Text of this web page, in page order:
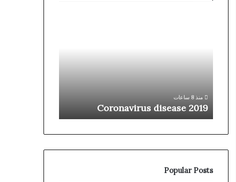
منذ 8 ساعات
Coronavirus disease 2019
من
لتغيير
Popular Posts